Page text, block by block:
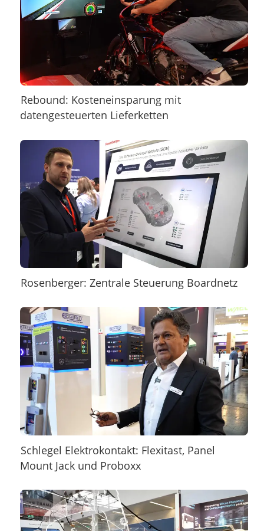
Rebound: Kosteneinsparung mit
datengesteuerten Lieferketten
Rosenberger: Zentrale Steuerung Boardnetz
Schlegel Elektrokontakt: Flexitast, Panel
Mount Jack und Proboxx